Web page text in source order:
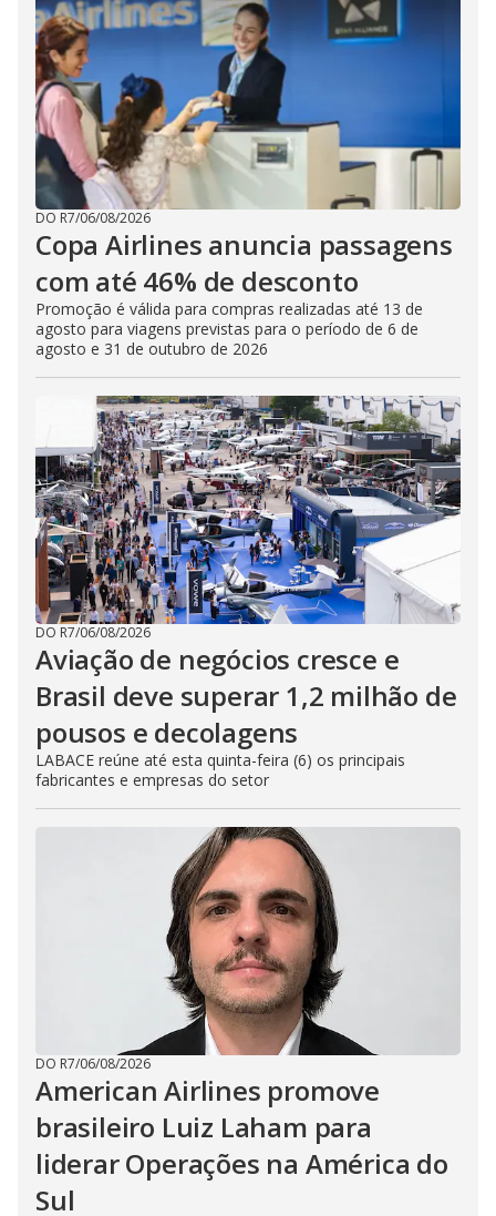
DO R7/06/08/2026
Copa Airlines anuncia passagens
com até 46% de desconto
Promoção é válida para compras realizadas até 13 de
agosto para viagens previstas para o período de 6 de
agosto e 31 de outubro de 2026
DO R7/06/08/2026
Aviação de negócios cresce e
Brasil deve superar 1,2 milhão de
pousos e decolagens
LABACE reúne até esta quinta-feira (6) os principais
fabricantes e empresas do setor
DO R7/06/08/2026
American Airlines promove
brasileiro Luiz Laham para
liderar Operações na América do
Sul